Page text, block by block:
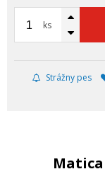
ks
Strážny pes
Matica